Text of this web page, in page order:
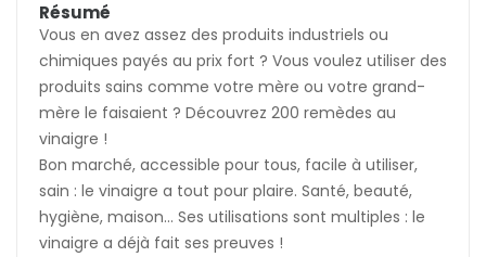
Résumé
Vous en avez assez des produits industriels ou
chimiques payés au prix fort ? Vous voulez utiliser des
produits sains comme votre mère ou votre grand-
mère le faisaient ? Découvrez 200 remèdes au
vinaigre !
Bon marché, accessible pour tous, facile à utiliser,
sain : le vinaigre a tout pour plaire. Santé, beauté,
hygiène, maison... Ses utilisations sont multiples : le
vinaigre a déjà fait ses preuves !